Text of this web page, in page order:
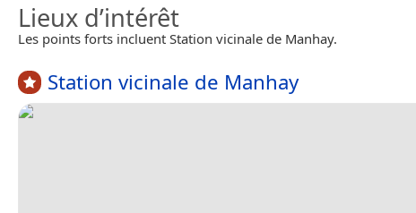
Lieux d’intérêt
Les points forts incluent Station vicinale de Manhay.
Station vicinale de Manhay